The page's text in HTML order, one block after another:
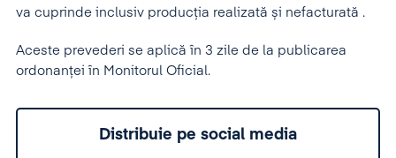
va cuprinde inclusiv producția realizată și nefacturată .
Aceste prevederi se aplică în 3 zile de la publicarea
ordonanței în Monitorul Oficial.
Distribuie pe social media